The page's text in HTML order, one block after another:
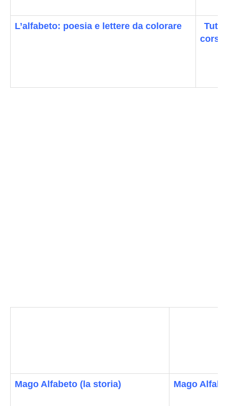
L’alfabeto: poesia e lettere da colorare
Mago Alfabeto (la storia) Mago